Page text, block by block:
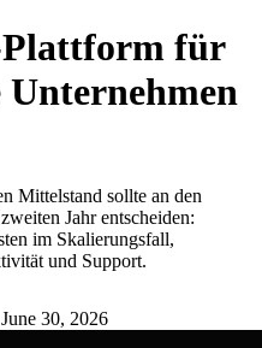
für
Mittelstand sollte an den
Jahr entscheiden:
im Skalierungsfall,
und Support.
June 30, 2026